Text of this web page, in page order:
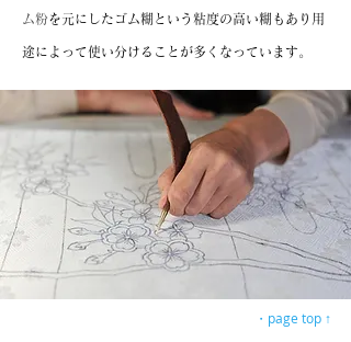
ム粉を元にしたゴム糊という粘度の高い糊もあり用
途によって使い分けることが多くなっています。
・page top ↑